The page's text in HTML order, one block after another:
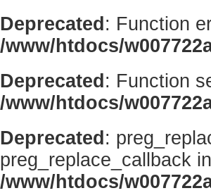
Deprecated : Function
/www/htdocs/
Deprecated : Function
/www/htdocs/
Deprecated :
preg_replace_callback
/www/htdocs/